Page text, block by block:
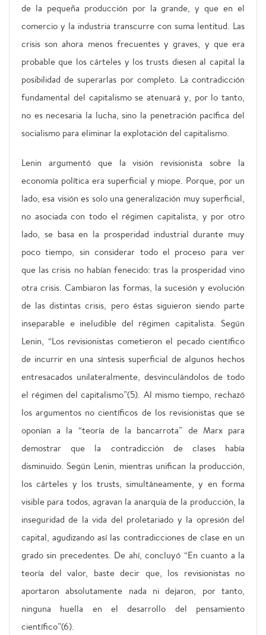
de la pequeña producción por la grande, y que en el
comercio y la industria transcurre con suma lentitud. Las
crisis son ahora menos frecuentes y graves, y que era
probable que los cárteles y los trusts diesen al capital la
posibilidad de superarlas por completo. La contradicción
fundamental del capitalismo se atenuará y, por lo tanto,
no es necesaria la lucha, sino la penetración pacífica del
socialismo para eliminar la explotación del capitalismo.
Lenin argumentó que la visión revisionista sobre la
economía política era superficial y miope. Porque, por un
lado, esa visión es solo una generalización muy superficial,
no asociada con todo el régimen capitalista, y por otro
lado, se basa en la prosperidad industrial durante muy
poco tiempo, sin considerar todo el proceso para ver
que las crisis no habían fenecido: tras la prosperidad vino
otra crisis. Cambiaron las formas, la sucesión y evolución
de las distintas crisis, pero éstas siguieron siendo parte
inseparable e ineludible del régimen capitalista. Según
Lenin, “Los revisionistas cometieron el pecado científico
de incurrir en una síntesis superficial de algunos hechos
entresacados unilateralmente, desvinculándolos de todo
el régimen del capitalismo”(5). Al mismo tiempo, rechazó
los argumentos no científicos de los revisionistas que se
oponían a la “teoría de la bancarrota” de Marx para
demostrar que la contradicción de clases había
disminuido. Según Lenin, mientras unifican la producción,
los cárteles y los trusts, simultáneamente, y en forma
visible para todos, agravan la anarquía de la producción, la
inseguridad de la vida del proletariado y la opresión del
capital, agudizando así las contradicciones de clase en un
grado sin precedentes. De ahí, concluyó “En cuanto a la
teoría del valor, baste decir que, los revisionistas no
aportaron absolutamente nada ni dejaron, por tanto,
ninguna huella en el desarrollo del pensamiento
científico”(6).